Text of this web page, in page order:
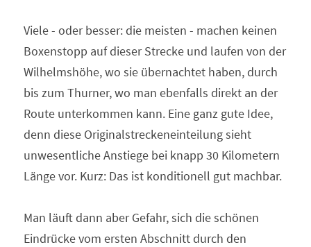
Viele - oder besser: die meisten - machen keinen
Boxenstopp auf dieser Strecke und laufen von der
Wilhelmshöhe, wo sie übernachtet haben, durch
bis zum Thurner, wo man ebenfalls direkt an der
Route unterkommen kann. Eine ganz gute Idee,
denn diese Originalstreckeneinteilung sieht
unwesentliche Anstiege bei knapp 30 Kilometern
Länge vor. Kurz: Das ist konditionell gut machbar.
Man läuft dann aber Gefahr, sich die schönen
Eindrücke vom ersten Abschnitt durch den